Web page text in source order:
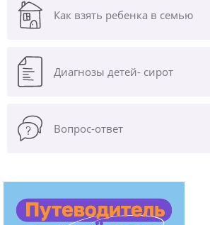
Как взять ребенка в семью
Диагнозы детей- сирот
Вопрос-ответ